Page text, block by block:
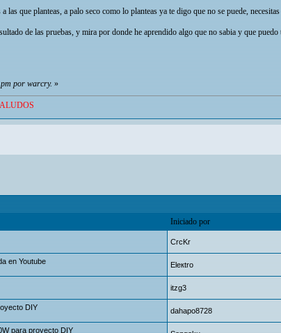
las que planteas, a palo seco como lo planteas ya te digo que no se puede,
de las pruebas, y mira por donde he aprendido algo que no sabia y que puedo
por warcry.»
Iniciado por
CrcKr
en Youtube
Eleкtro
itzg3
DIY
dahapo8728
para proyecto DIY